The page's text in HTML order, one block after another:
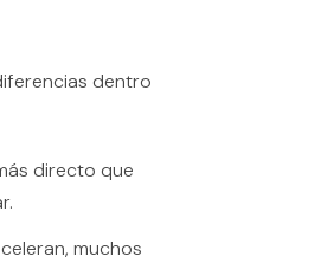
dentro
directo que
muchos